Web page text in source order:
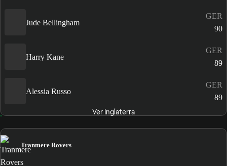
Jude Bellingham
GER
90
Harry Kane
GER
89
Alessia Russo
GER
89
Ver Inglaterra
Tranmere Rovers